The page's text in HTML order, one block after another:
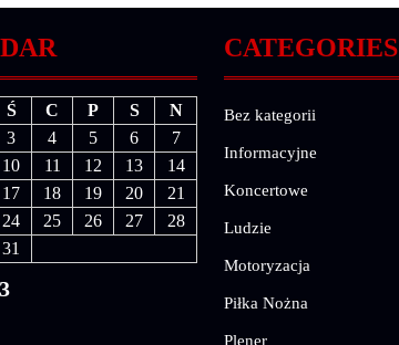
Ś C P S
N
3 4 5 6
7
10 11 12 13
14
17 18 19 20
21
24 25 26 27
28
31
CATEGORIES
Bez kategorii
Informacyjne
Koncertowe
Ludzie
Motoryzacja
Piłka Nożna
Plener